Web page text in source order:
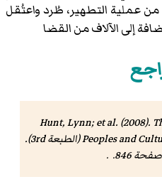
عملية التطهير، طُرد واعتُقل
إلى الآلاف من القضا
Hunt, Lynn; et al. (2008).
Peoples and
(الطبعة 3rd).